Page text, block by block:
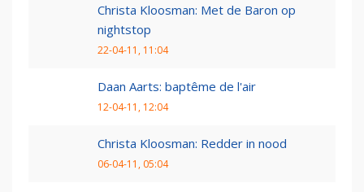
Christa Kloosman: Met de Baron op
nightstop
22-04-11, 11:04
Daan Aarts: baptême de l'air
12-04-11, 12:04
Christa Kloosman: Redder in nood
06-04-11, 05:04